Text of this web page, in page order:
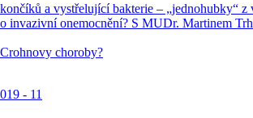
a vystřelující bakterie –⁠ „jednohubky“
invazivní onemocnění? S MUDr. Martinem
choroby?
- 11